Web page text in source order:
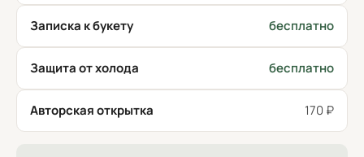
Записка к букету бесплатно
Защита от холода бесплатно
Авторская открытка 170 ₽